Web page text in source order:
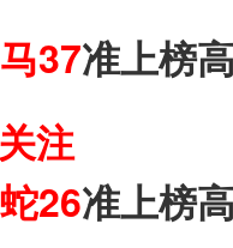
马37准上榜
注
蛇26准上榜